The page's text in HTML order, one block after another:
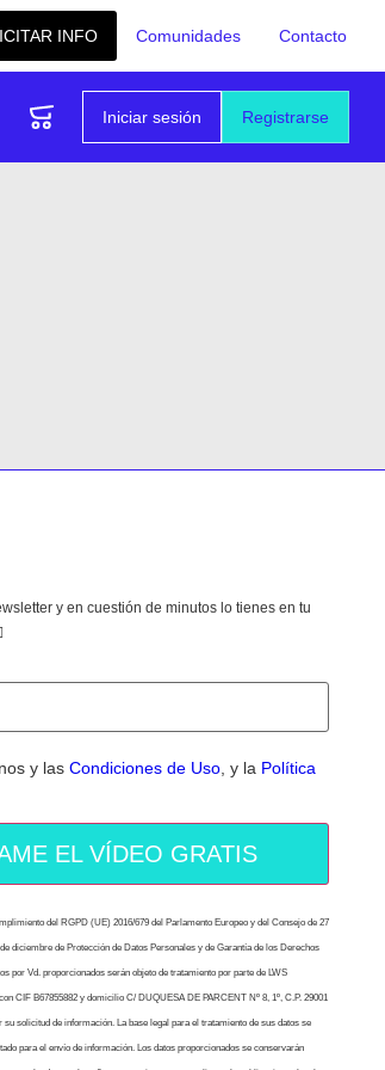
INFO Comunidades Contacto
Registrarse
Iniciar sesión
y en cuestión de minutos lo tienes en tu
y las Condiciones de Uso, y la Política
EL VÍDEO GRATIS
del RGPD (UE) 2016/679 del Parlamento Europeo y del Consejo de 27
diciembre de Protección de Datos Personales y de Garantía de los Derechos
por Vd. proporcionados serán objeto de tratamiento por parte de LWS
CIF B67855882 y domicilio C/ DUQUESA DE PARCENT Nº 8, 1º, C.P. 29001
su solicitud de información. La base legal para el tratamiento de sus datos se
para el envío de información. Los datos proporcionados se conservarán